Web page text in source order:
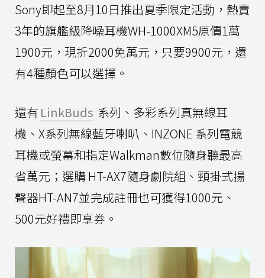
Sony即起至8月10日推出夏季限定活動，熱賣
3年的旗艦級降噪耳機WH-1000XM5原價1萬
1900元，現折2000免萬元，只要9900元，還
有4種顏色可以選擇。
還有 LinkBuds 系列、多彩系列真無線耳
機、X系列無線藍牙喇叭、INZONE 系列電競
耳機或螢幕和指定Walkman數位隨身聽最高
省萬元；選購 HT-AX7隨身劇院組、頸掛式揚
聲器HT-AN7並完成註冊也可獲得1000元、
500元好禮即享券。